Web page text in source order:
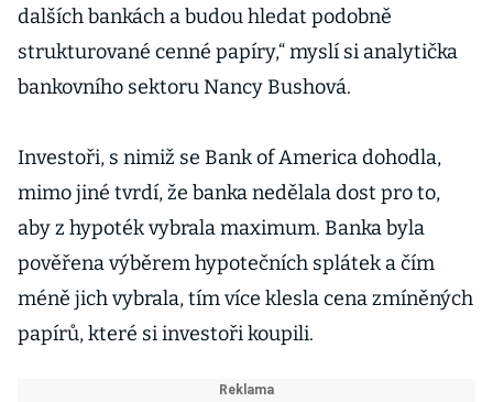
dalších bankách a budou hledat podobně
strukturované cenné papíry,“ myslí si analytička
bankovního sektoru Nancy Bushová.
Investoři, s nimiž se Bank of America dohodla,
mimo jiné tvrdí, že banka nedělala dost pro to,
aby z hypoték vybrala maximum. Banka byla
pověřena výběrem hypotečních splátek a čím
méně jich vybrala, tím více klesla cena zmíněných
papírů, které si investoři koupili.